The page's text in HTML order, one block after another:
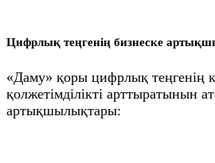
Цифрлық теңгенің бизнеске
«Даму» қоры цифрлық теңгенің
қолжетімділікті арттыратынын
артықшылықтары: